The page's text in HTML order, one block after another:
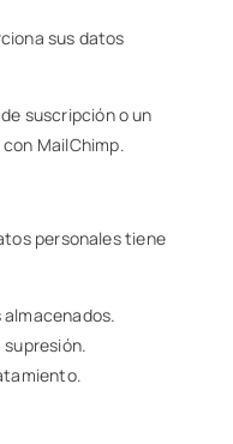
sus datos
suscripción o un
MailChimp.
personales tiene